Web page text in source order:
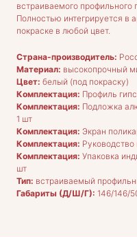
встраиваемого профильного
Полностью интегрируется в
покраске в любой цвет.
Страна-производитель:
Материал: высокопрочный
Цвет: белый (под покраску)
Комплектация: Профиль
Комплектация: Подложка
1 шт
Комплектация: Экран
Комплектация: Руководство
Комплектация: Упаковка
шт
Тип: встраиваемый
Габариты (Д/Ш/Г): 146/146/